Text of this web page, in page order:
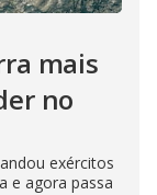
mais
no
exércitos
e agora passa